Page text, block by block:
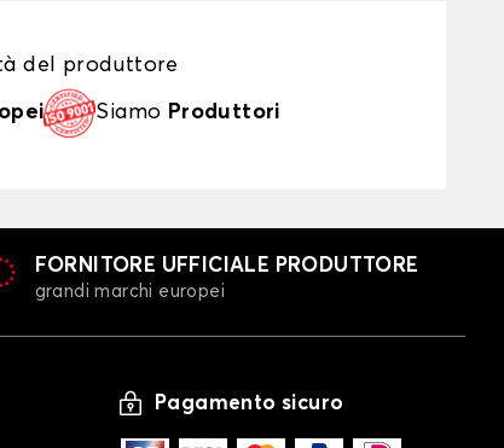
del produttore
Siamo Produttori
FORNITORE UFFICIALE PRODUTTORE
grandi marchi europei
Pagamento sicuro